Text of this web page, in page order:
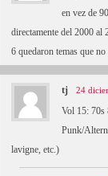
en vez de
directamente del 2000 al
6 quedaron temas que
tj 24
Vol 15: 70s
Punk/
lavigne, etc.)